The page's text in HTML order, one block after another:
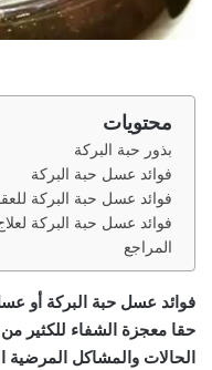
محتويات
بذور حبة البركة
فوائد عسل حبة البركة
فوائد عسل حبة البركة
فوائد عسل حبة البركة
المراجع
فوائد عسل حبة البركة أو
حقا معجزة الشفاء للكثير
الحالات والمشاكل